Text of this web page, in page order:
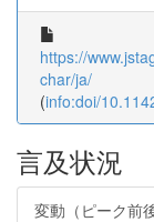
https://
char/ja/
(info:doi/
言及状況
変動（ピーク前後